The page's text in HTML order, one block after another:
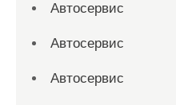
Автосервис
Автосервис
Автосервис